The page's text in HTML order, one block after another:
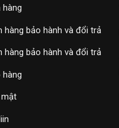
hàng
hàng bảo hành và đổi trả
hàng bảo hành và đổi trả
hàng